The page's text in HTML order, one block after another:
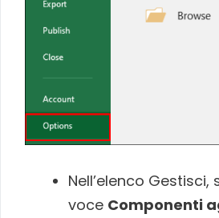
Nell’elenco Gestisci,
voce Componenti